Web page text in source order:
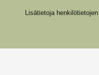
Lisätietoja